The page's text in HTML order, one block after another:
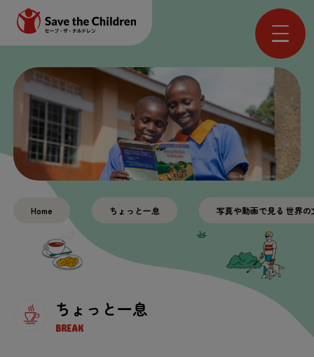
ちょっと一息
BREAK
Home ちょっと一息 写真や動画で見る 世界の